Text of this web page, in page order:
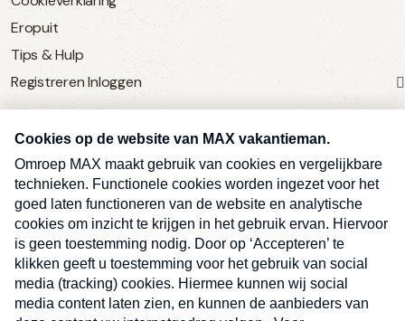
Eropuit
Tips & Hulp
Registreren Inloggen
SERVICE
Over Omroep MAX
MAX Vandaag
MAX Meldpunt
Pers
Contact
Algemene voorwaarden